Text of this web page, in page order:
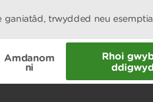
ganiatâd, trwydded neu
Amdanom
ni
Rhoi